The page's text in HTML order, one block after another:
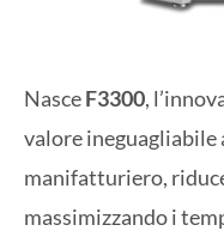
NasceF3300,
valore
manifatturiero,
massimizzando i